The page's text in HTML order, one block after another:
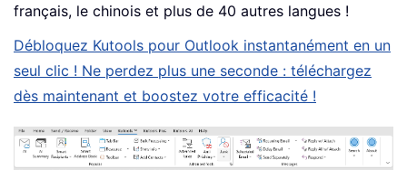
français, le chinois et plus de 40 autres langues !
Débloquez Kutools pour Outlook instantanément en un
seul clic ! Ne perdez plus une seconde : téléchargez
dès maintenant et boostez votre efficacité !